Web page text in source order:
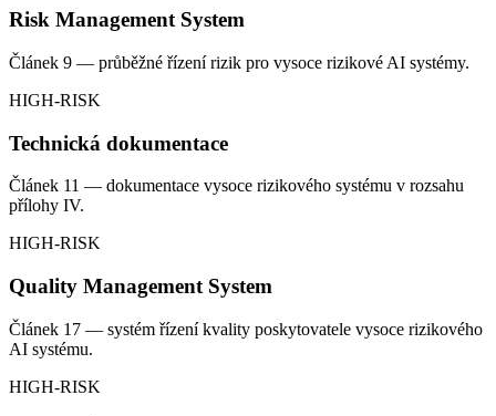
Risk Management System
Článek 9 — průběžné řízení rizik pro vysoce rizikové AI systémy.
HIGH-RISK
Technická dokumentace
Článek 11 — dokumentace vysoce rizikového systému v rozsahu
přílohy IV.
HIGH-RISK
Quality Management System
Článek 17 — systém řízení kvality poskytovatele vysoce rizikového
AI systému.
HIGH-RISK